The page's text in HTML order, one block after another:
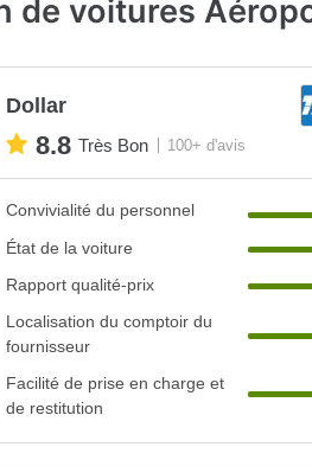
de voitures
Dollar
8.8 Très Bon 100+ d'avis
Convivialité du personnel
État de la voiture
Rapport qualité-prix
Localisation du comptoir du
fournisseur
Facilité de prise en charge et
de restitution